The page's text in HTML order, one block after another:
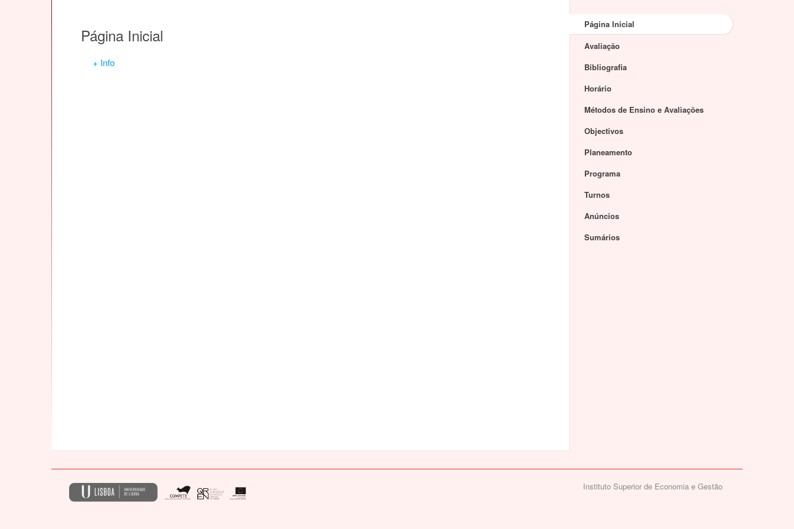
Página Inicial
+ Info
Página Inicial
Avaliação
Bibliografia
Horário
Métodos de Ensino e Avaliações
Objectivos
Planeamento
Programa
Turnos
Anúncios
Sumários
Instituto Superior de Economia e Gestão